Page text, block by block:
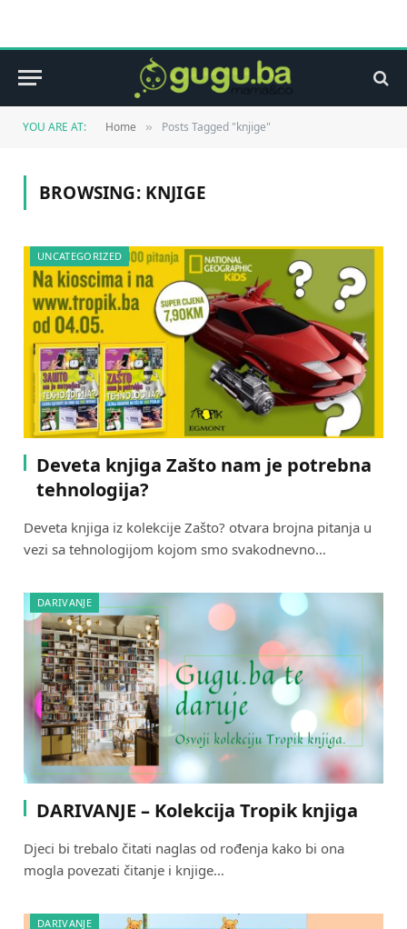
YOU ARE AT: Home » Posts Tagged "knjige"
BROWSING: KNJIGE
UNCATEGORIZED
Deveta knjiga Zašto nam je potrebna
tehnologija?
Deveta knjiga iz kolekcije Zašto? otvara brojna pitanja u
vezi sa tehnologijom kojom smo svakodnevno…
DARIVANJE
DARIVANJE – Kolekcija Tropik knjiga
Djeci bi trebalo čitati naglas od rođenja kako bi ona
mogla povezati čitanje i knjige…
DARIVANJE